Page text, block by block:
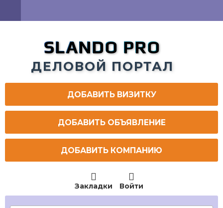
SLANDO PRO
ДЕЛОВОЙ ПОРТАЛ
ДОБАВИТЬ ВИЗИТКУ
ДОБАВИТЬ ОБЪЯВЛЕНИЕ
ДОБАВИТЬ КОМПАНИЮ

Закладки

Войти